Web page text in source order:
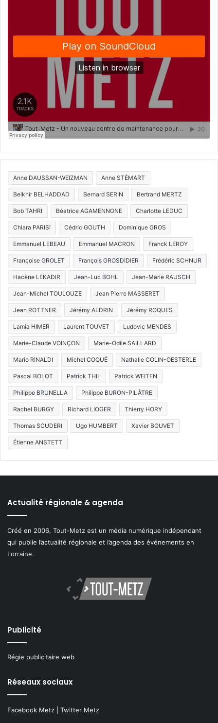
Anne DAUSSAN-WEIZMAN Anne STÉMART
Belkhir BELHADDAD Bernard SERIN Bertrand MERTZ
Bob TAHRI Béatrice AGAMENNONE Charlotte LEDUC
Chiara PARISI Cédric GOUTH Dominique GROS
Emmanuel LEBEAU Emmanuel MACRON Franck LEROY
Françoise GROLET François GROSDIDIER Frédéric SCHNUR
Hacène LEKADIR Jean-Luc BOHL Jean-Marie RAUSCH
Jean-Michel TOULOUZE Jean Pierre MASSERET
Jean ROTTNER Jérémy ALDRIN Jérémy ROQUES
Lamia HIMER Laurent TOUVET Ludovic MENDES
Marie-Claude VOINÇON Marie-Odile SAILLARD
Mario RINALDI Michel COQUÉ Nathalie COLIN-OESTERLE
Pascal BOLOT Patrick THIL Patrick WEITEN
Philippe BRUNELLA Philippe BURON-PILÂTRE
Rachel BURGY Richard LIOGER Thierry HORY
Thomas SCUDERI Ugo HUMBERT Xavier BOUVET
Étienne ANSTETT
Actualité régionale & agenda
Créé en 2006, Tout-Metz est un média numérique indépendant
qui publie l’actualité régionale et l’agenda des événements en
Lorraine.
Publicité
Régie publicitaire web
Réseaux sociaux
Facebook Metz Twitter Metz